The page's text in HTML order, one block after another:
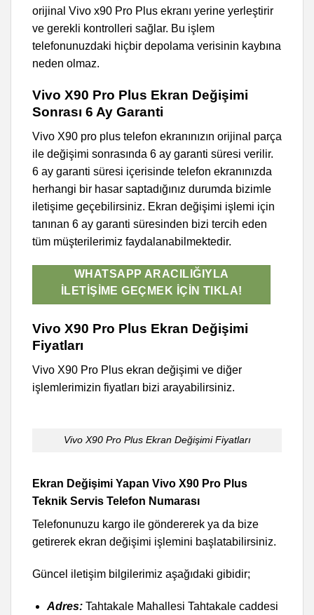
orijinal Vivo x90 Pro Plus ekranı yerine yerleştirir
ve gerekli kontrolleri sağlar. Bu işlem
telefonunuzdaki hiçbir depolama verisinin kaybına
neden olmaz.
Vivo X90 Pro Plus Ekran Değişimi
Sonrası 6 Ay Garanti
Vivo X90 pro plus telefon ekranınızın orijinal parça
ile değişimi sonrasında 6 ay garanti süresi verilir.
6 ay garanti süresi içerisinde telefon ekranınızda
herhangi bir hasar saptadığınız durumda bizimle
iletişime geçebilirsiniz. Ekran değişimi işlemi için
tanınan 6 ay garanti süresinden bizi tercih eden
tüm müşterilerimiz faydalanabilmektedir.
WHATSAPP ARACILIĞIYLA
İLETIŞIME GEÇMEK İÇIN TIKLA!
Vivo X90 Pro Plus Ekran Değişimi
Fiyatları
Vivo X90 Pro Plus ekran değişimi ve diğer
işlemlerimizin fiyatları bizi arayabilirsiniz.
Vivo X90 Pro Plus Ekran Değişimi Fiyatları
Ekran Değişimi Yapan Vivo X90 Pro Plus
Teknik Servis Telefon Numarası
Telefonunuzu kargo ile göndererek ya da bize
getirerek ekran değişimi işlemini başlatabilirsiniz.
Güncel iletişim bilgilerimiz aşağıdaki gibidir;
Adres:Tahtakale Mahallesi Tahtakale caddesi